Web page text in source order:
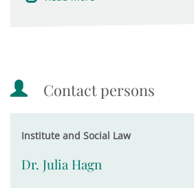
Contact persons
Institute and Social Law
Dr. Julia Hagn